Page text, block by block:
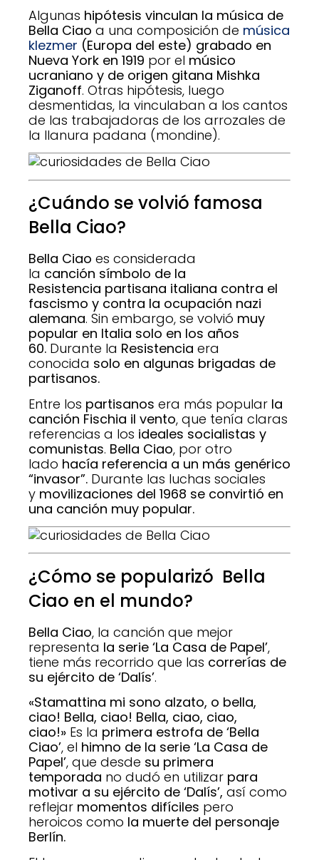
Algunas hipótesis vinculan la música de
Bella Ciao a una composición de música
klezmer (Europa del este) grabado en
Nueva York en 1919 por el músico
ucraniano y de origen gitana Mishka
Ziganoff. Otras hipótesis, luego
desmentidas, la vinculaban a los cantos
de las trabajadoras de los arrozales de
la llanura padana (mondine).
¿Cuándo se volvió famosa
Bella Ciao?
Bella Ciao es considerada
la canción símbolo de la
Resistencia partisana italiana contra el
fascismo y contra la ocupación nazi
alemana. Sin embargo, se volvió muy
popular en Italia solo en los años
60. Durante la Resistencia era
conocida solo en algunas brigadas de
partisanos.
Entre los partisanos era más popular la
canción Fischia il vento, que tenía claras
referencias a los ideales socialistas y
comunistas. Bella Ciao, por otro
lado hacía referencia a un más genérico
“invasor”. Durante las luchas sociales
y movilizaciones del 1968 se convirtió en
una canción muy popular.
¿Cómo se popularizó Bella
Ciao en el mundo?
Bella Ciao, la canción que mejor
representa la serie ‘La Casa de Papel’,
tiene más recorrido que las correrías de
su ejército de ‘Dalís’.
«Stamattina mi sono alzato, o bella,
ciao! Bella, ciao! Bella, ciao, ciao,
ciao!» Es la primera estrofa de ‘Bella
Ciao’, el himno de la serie ‘La Casa de
Papel’, que desde su primera
temporada no dudó en utilizar para
motivar a su ejército de ‘Dalís’, así como
reflejar momentos difíciles pero
heroicos como la muerte del personaje
Berlín.